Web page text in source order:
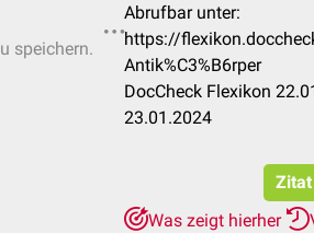
speichern.
Abrufbar unter:
https://
Antik%C3%B6rper
DocCheck Flexikon
23.01.2024
Was zeigt hierher